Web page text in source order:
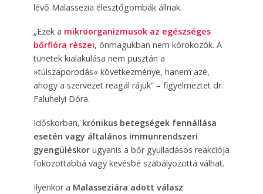
lévő Malassezia élesztőgombák állnak.
„Ezek a mikroorganizmusok az egészséges
bőrflóra részei, önmagukban nem kórokozók. A
tünetek kialakulása nem pusztán a
»túlszaporodás« következménye, hanem azé,
ahogy a szervezet reagál rájuk” – figyelmeztet dr.
Faluhelyi Dóra.
Időskorban, krónikus betegségek fennállása
esetén vagy általános immunrendszeri
gyengüléskorugyanis a bőr gyulladásos reakciója
fokozottabbá vagy kevésbé szabályozottá válhat.
Ilyenkor a Malasseziára adott válasz